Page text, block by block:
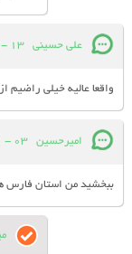
علی حسینی 13 - 10 - 1401
واقعا عالیه خیلی راضیم
امیرحسین 03 - 11 - 1401
ببخشید من استان فارس